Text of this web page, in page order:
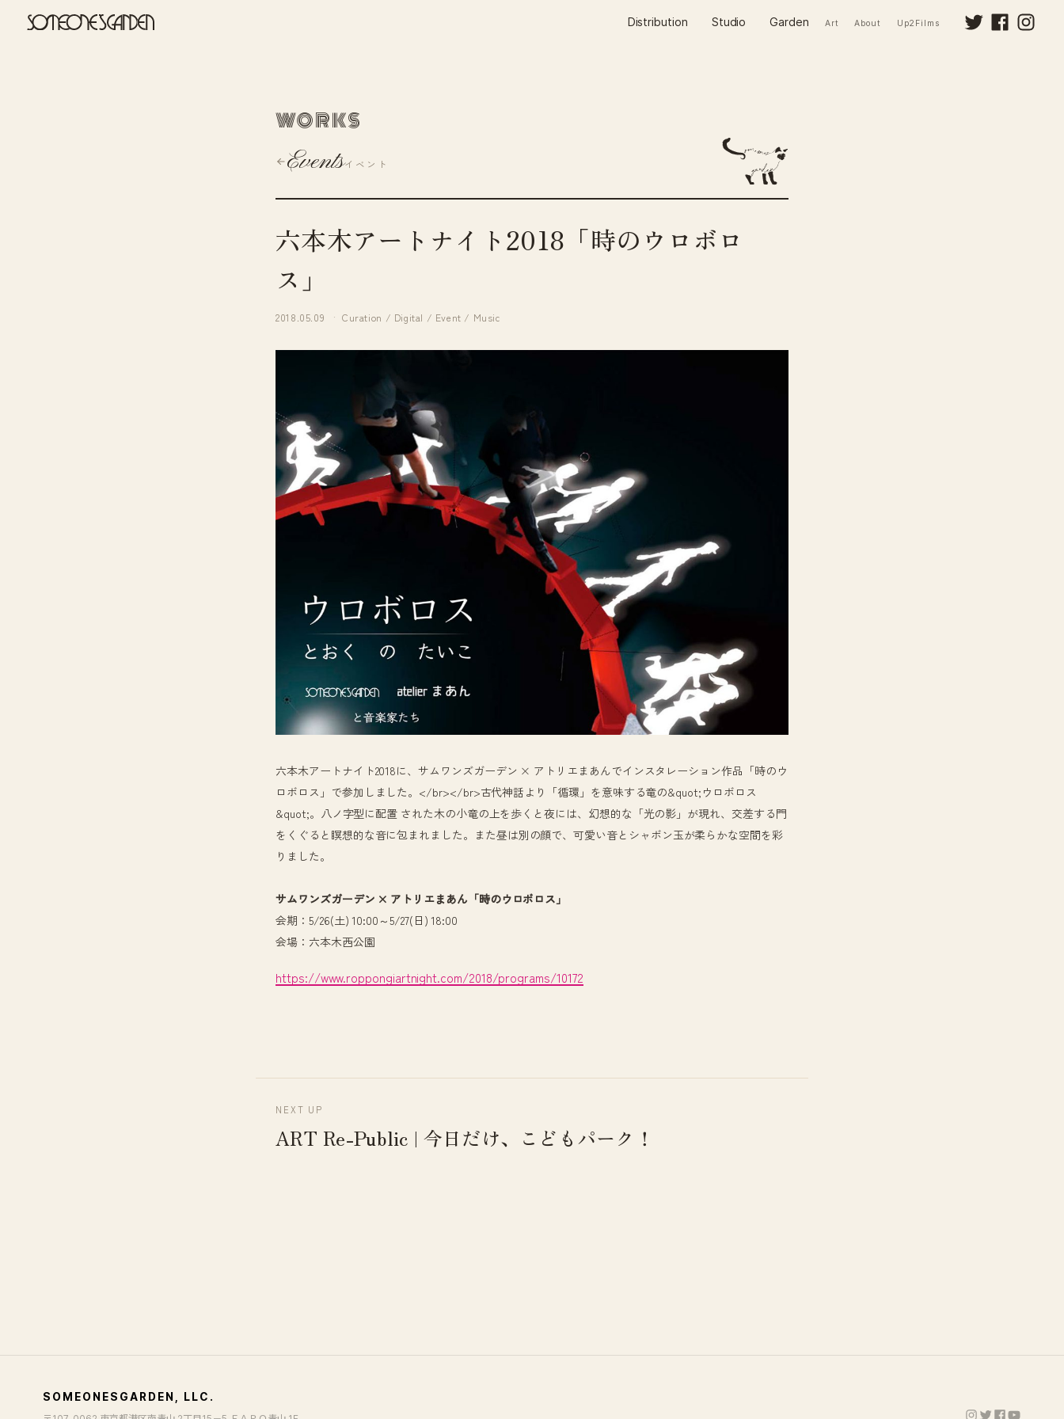
Distribution Studio Garden Art About Up2Films
WORKS
Eventsイベント
六本木アートナイト2018「時のウロボロ
ス」
2018.05.09 Curation / Digital / Event / Music
六本木アートナイト2018に、サムワンズガーデン × アトリエまあんでインスタレーション作品「時のウ
ロボロス」で参加しました。</br></br>古代神話より「循環」を意味する竜の&quot;ウロボロス
&quot;。八ノ字型に配置 された木の小竜の上を歩くと夜には、幻想的な「光の影」が現れ、交差する門
をくぐると瞑想的な音に包まれました。また昼は別の顔で、可愛い音とシャボン玉が柔らかな空間を彩
りました。
サムワンズガーデン × アトリエまあん「時のウロボロス」
会期：5/26(土) 10:00～5/27(日) 18:00
会場：六本木西公園
https://www.roppongiartnight.com/2018/programs/10172
NEXT UP
ART Re-Public | 今日だけ、こどもパーク！
SOMEONESGARDEN, LLC.